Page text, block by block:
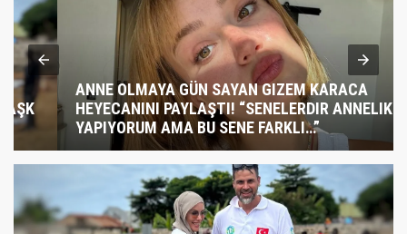
ANNE OLMAYA GÜN SAYAN GIZEM KARACA
HEYECANINI PAYLAŞTI! “SENELERDIR ANNELIK
YAPIYORUM AMA BU SENE FARKLI…”